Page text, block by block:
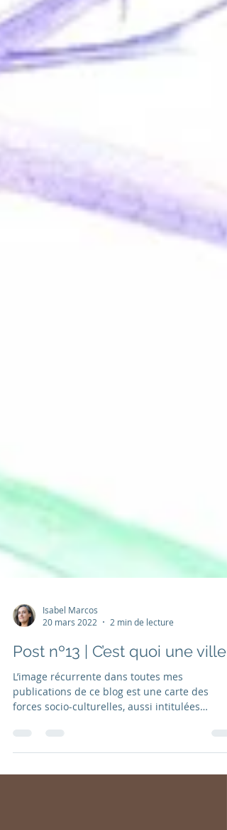
Isabel Marcos
20 mars 2022
2 min de lecture
Post nº13 | C’est quoi une ville
L’image récurrente dans toutes mes
publications de ce blog est une carte des
structure...